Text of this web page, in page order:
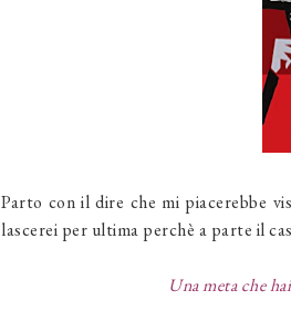
Parto con il dire che mi piacerebbe
lascerei per ultima perchè a parte il
Una meta che